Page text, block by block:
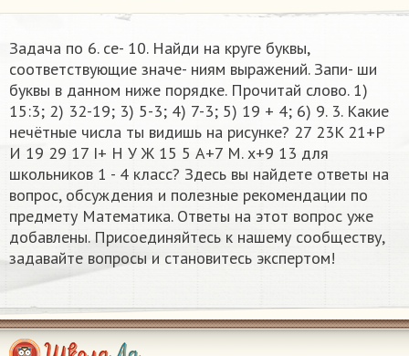
Задача по 6. се- 10. Найди на круге буквы,
соответствующие значе- ниям выражений. Запи- ши
буквы в данном ниже порядке. Прочитай слово. 1)
15:3; 2) 32-19; 3) 5-3; 4) 7-3; 5) 19 + 4; 6) 9. 3. Какие
нечётные числа ты видишь на рисунке? 27 23K 21+P
И 19 29 17 I+ Н У Ж 15 5 A+7 M. х+9 13​ для
школьников 1 - 4 класс? Здесь вы найдете ответы на
вопрос, обсуждения и полезные рекомендации по
предмету Математика. Ответы на этот вопрос уже
добавлены. Присоединяйтесь к нашему сообществу,
задавайте вопросы и становитесь экспертом!